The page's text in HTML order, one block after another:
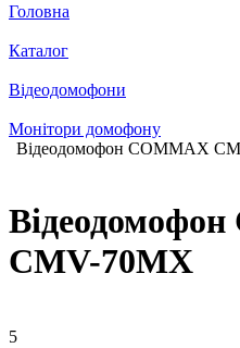
Головна
Каталог
Відеодомофони
Монітори домофону
Відеодомофон COMMAX
CMV-70MX
5